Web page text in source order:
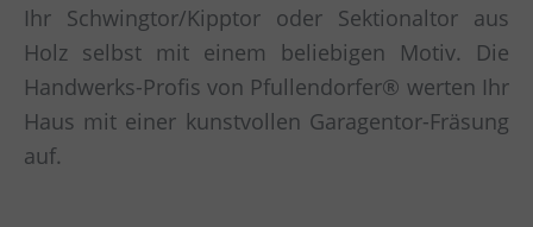
Ihr Schwingtor/Kipptor oder Sektionaltor aus
Holz selbst mit einem beliebigen Motiv. Die
Handwerks-Profis von Pfullendorfer® werten Ihr
Haus mit einer kunstvollen Garagentor-Fräsung
auf.